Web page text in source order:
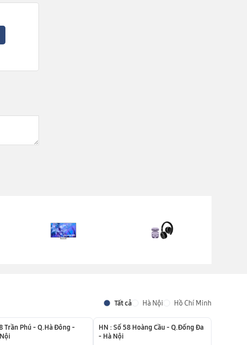
Tất cả Hà Nội Hồ Chí Minh
Trần Phú - Q.Hà Đông -
HN : Số 58 Hoàng Cầu - Q.Đống Đa
- Hà Nội